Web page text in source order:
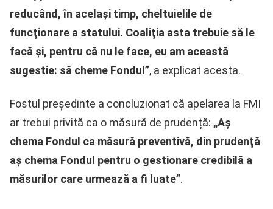
reducând, în acelaşi timp, cheltuielile de
funcţionare a statului. Coaliţia asta trebuie să le
facă şi, pentru că nu le face, eu am această
sugestie: să cheme Fondul”, a explicat acesta.
Fostul președinte a concluzionat că apelarea la FMI
ar trebui privită ca o măsură de prudență: „Aş
chema Fondul ca măsură preventivă, din prudenţă
aş chema Fondul pentru o gestionare credibilă a
măsurilor care urmează a fi luate”.